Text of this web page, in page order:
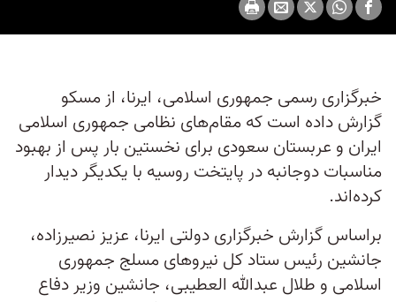
خبرگزاری رسمی جمهوری اسلامی، ایرنا، از مسکو
گزارش داده است که مقام‌های نظامی جمهوری اسلامی
ایران و عربستان سعودی برای نخستین بار پس از بهبود
مناسبات دوجانبه در پایتخت روسیه با یکدیگر دیدار
کرده‌اند.
براساس گزارش خبرگزاری دولتی ایرنا، عزیز نصیرزاده،
جانشین رئیس ستاد کل نیروهای مسلج جمهوری
اسلامی و طلال عبدالله العطیبی، جانشین وزیر دفاع